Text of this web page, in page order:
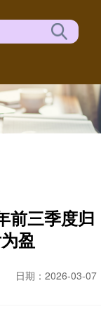
前三季度归
盈
日期：2026-03-07